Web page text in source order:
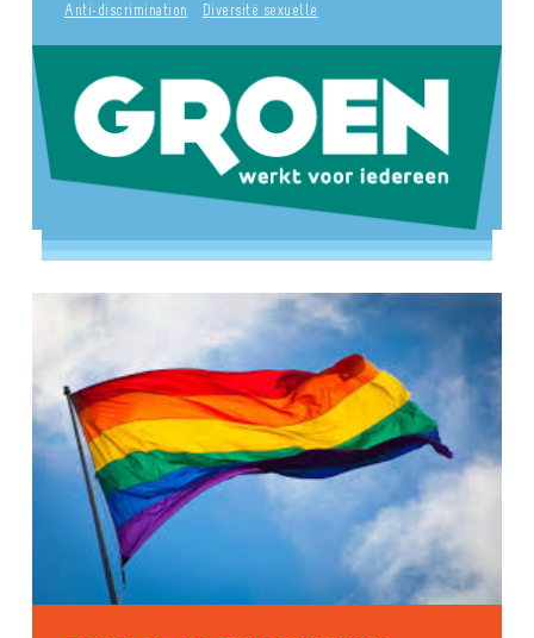
Anti-discrimination Diversité sexuelle